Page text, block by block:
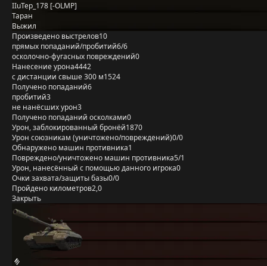
IIuTep_178 [-OLMP]
Таран
Выжил
Произведено выстрелов10
прямых попаданий/пробитий6/6
осколочно-фугасных повреждений0
Нанесение урона4442
с дистанции свыше 300 м1524
Получено попаданий6
пробитий3
не нанёсших урон3
Получено попаданий осколками0
Урон, заблокированный бронёй1870
Урон союзникам (уничтожено/повреждений)0/0
Обнаружено машин противника1
Повреждено/уничтожено машин противника5/1
Урон, нанесённый с помощью данного игрока0
Очки захвата/защиты базы0/0
Пройдено километров2,0
Закрыть